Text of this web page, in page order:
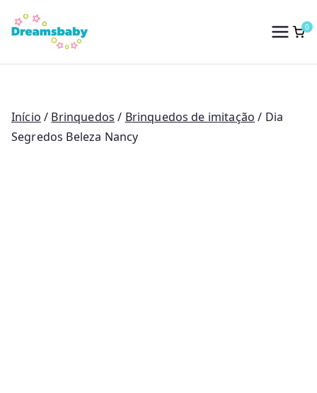
para
conteúdo
Dreams Baby
0
Início / Brinquedos / Brinquedos de imitação / Dia
Segredos Beleza Nancy